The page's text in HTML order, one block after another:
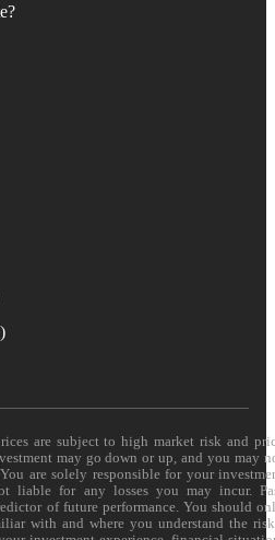
are subject to high market risk and
may go down or up, and you may
are solely responsible for your
liable for any losses you may incur.
of future performance. You should
with and where you understand the